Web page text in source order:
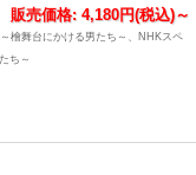
販売価格: 4,180円(税込)～
檜舞台にかける男たち～、NHKスペ
ち～